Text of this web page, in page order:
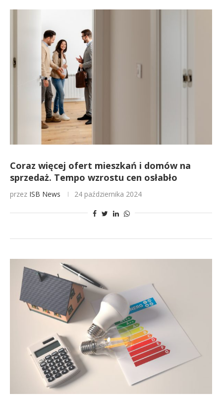
Coraz więcej ofert mieszkań i domów na
sprzedaż. Tempo wzrostu cen osłabło
przez ISB News 24 października 2024